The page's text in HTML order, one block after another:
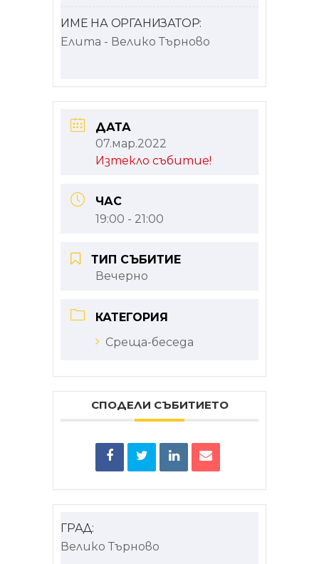
ИМЕ НА ОРГАНИЗАТОР:
Елита - Велико Търново
ДАТА
07.мар.2022
Изтекло събитие!
ЧАС
19:00 - 21:00
ТИП СЪБИТИЕ
Вечерно
КАТЕГОРИЯ
Среща-беседа
СПОДЕЛИ СЪБИТИЕТО
ГРАД:
Велико Търново